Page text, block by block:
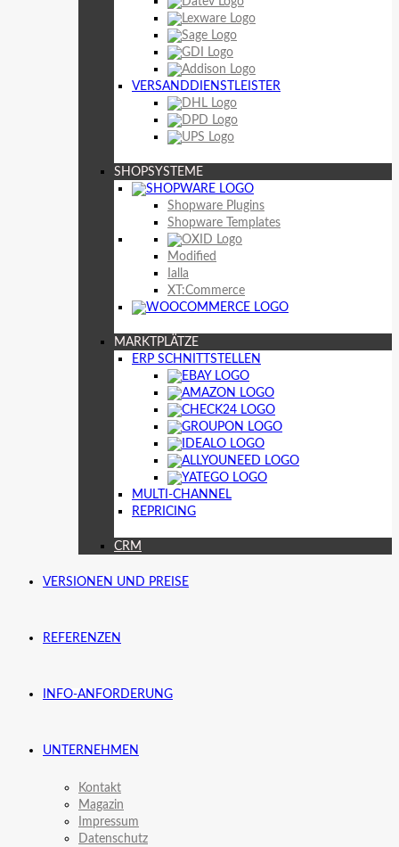
VERSANDDIENSTLEISTER
SHOPSYSTEME
Shopware Plugins
Shopware Templates
Modified
Ialla
XT:Commerce
MARKTPLÄTZE
ERP SCHNITTSTELLEN
MULTI-CHANNEL
REPRICING
CRM
VERSIONEN UND PREISE
REFERENZEN
INFO-ANFORDERUNG
UNTERNEHMEN
Kontakt
Magazin
Impressum
Datenschutz